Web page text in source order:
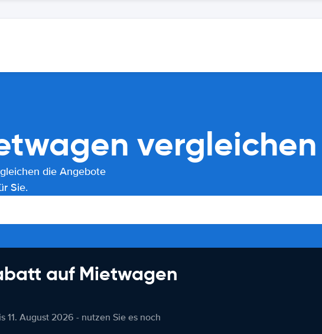
vergleichen
die Angebote
Sie.
auf Mietwagen
11. August 2026 - nutzen Sie es noch